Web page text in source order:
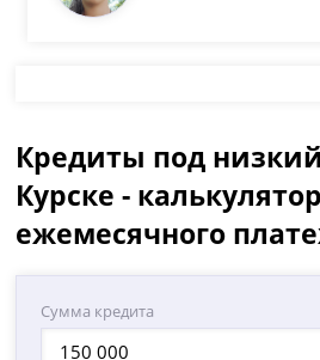
Кредиты под
Курске - калькулятор
ежемесячного
Сумма кредита